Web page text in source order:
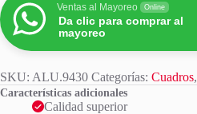
Ventas al Mayoreo Online
Da clic para comprar al
mayoreo
SKU: ALU.9430 Categorías: Cuadros,
Características adicionales
Calidad superior